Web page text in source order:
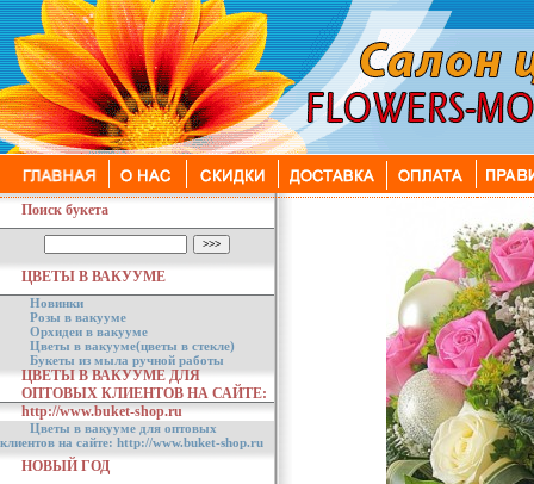
Поиск букета
ЦВЕТЫ В ВАКУУМЕ
Новинки
Розы в вакууме
Орхидеи в вакууме
Цветы в вакууме(цветы в стекле)
Букеты из мыла ручной работы
ЦВЕТЫ В ВАКУУМЕ ДЛЯ
ОПТОВЫХ КЛИЕНТОВ НА САЙТЕ:
http://www.buket-shop.ru
Цветы в вакууме для оптовых
клиентов на сайте: http://www.buket-shop.ru
НОВЫЙ ГОД